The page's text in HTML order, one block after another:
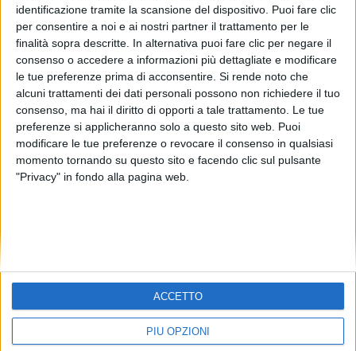
identificazione tramite la scansione del dispositivo. Puoi fare clic
per consentire a noi e ai nostri partner il trattamento per le
finalità sopra descritte. In alternativa puoi fare clic per negare il
consenso o accedere a informazioni più dettagliate e modificare
le tue preferenze prima di acconsentire. Si rende noto che
alcuni trattamenti dei dati personali possono non richiedere il tuo
consenso, ma hai il diritto di opporti a tale trattamento. Le tue
preferenze si applicheranno solo a questo sito web. Puoi
modificare le tue preferenze o revocare il consenso in qualsiasi
momento tornando su questo sito e facendo clic sul pulsante
"Privacy" in fondo alla pagina web.
PIÙ OPZIONI
ACCETTO
CHI SIAMO (WHO WE ARE)
CONTATTI (CONTACTS)
PERCHÉ (WHY)
PUBBLICITÀ (ADVERTISING)